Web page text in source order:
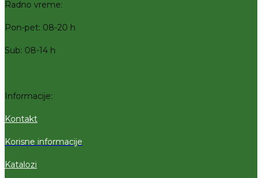
Radno vreme:
Pon-pet: 08-20 h
Sub: 08-14 h
Informacije:
Kontakt
Korisne informacije
Katalozi